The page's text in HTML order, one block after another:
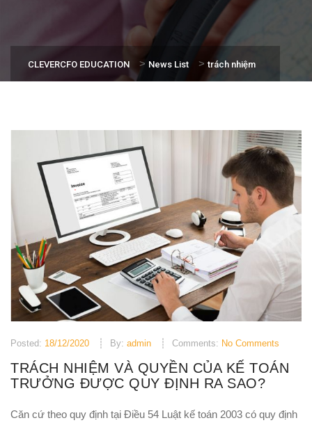
CLEVERCFO EDUCATION > News List >trách nhiệm
Posted: 18/12/2020 By: admin Comments: No Comments
TRÁCH NHIỆM VÀ QUYỀN CỦA KẾ TOÁN
TRƯỞNG ĐƯỢC QUY ĐỊNH RA SAO?
Căn cứ theo quy định tại Điều 54 Luật kế toán 2003 có quy định